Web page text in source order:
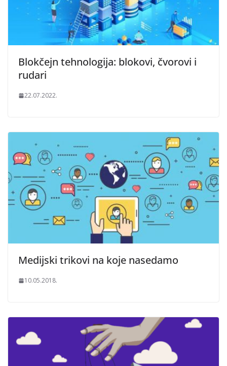
Blokčejn tehnologija: blokovi, čvorovi i
rudari
22.07.2022.
Medijski trikovi na koje nasedamo
10.05.2018.